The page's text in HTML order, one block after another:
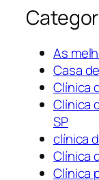
As
Casa
Clínica
Clínica
SP
clínica
Clínica
Clínica